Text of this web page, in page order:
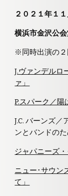
２０２１年１
横浜市金沢公
※同時出演の２
J.ヴァンデルロ
ァ」
P.スパーク／陽
J.C. バーンズ
ンとバンドのた
ジャパニーズ
ニュー･サウン
て」